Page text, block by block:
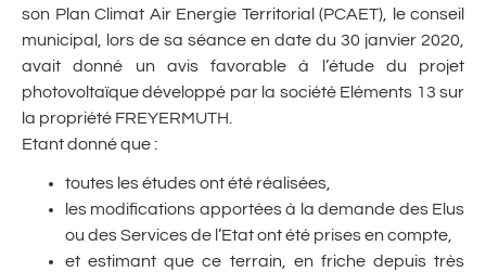
son Plan Climat Air Energie Territorial (PCAET), le conseil
municipal, lors de sa séance en date du 30 janvier 2020,
avait donné un avis favorable à l’étude du projet
photovoltaïque développé par la société Eléments 13 sur
la propriété FREYERMUTH.
Etant donné que :
toutes les études ont été réalisées,
les modifications apportées à la demande des Elus
ou des Services de l’Etat ont été prises en compte,
et estimant que ce terrain, en friche depuis très